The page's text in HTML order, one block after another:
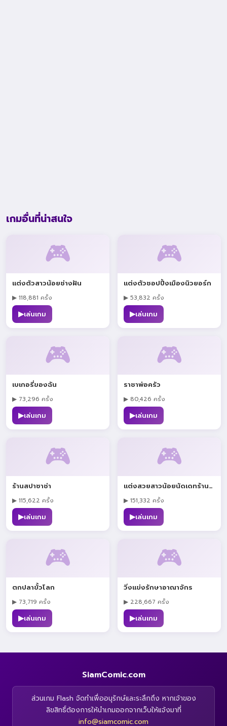
เกมอื่นที่น่าสนใจ
🎮
แต่งตัวสาวน้อยช่างฝัน
▶ 118,881 ครั้ง
▶เล่นเกม
🎮
แต่งตัวชอปปิ้งเมืองนิวยอร์ก
▶ 53,832 ครั้ง
▶เล่นเกม
🎮
เบเกอรี่ของฉัน
▶ 73,296 ครั้ง
▶เล่นเกม
🎮
ราชาพ่อครัว
▶ 80,426 ครั้ง
▶เล่นเกม
🎮
ร้านสปาซาช่า
▶ 115,622 ครั้ง
▶เล่นเกม
🎮
แต่งสวยสาวน้อยนัดเดทร้านไอศครีม
▶ 151,332 ครั้ง
▶เล่นเกม
🎮
ตกปลาขั้วโลก
▶ 73,719 ครั้ง
▶เล่นเกม
🎮
วิ่งแข่งรักษาอาณาจักร
▶ 228,667 ครั้ง
▶เล่นเกม
SiamComic.com
ส่วนเกม Flash จัดทำเพื่ออนุรักษ์และระลึกถึง หากเจ้าของ
ลิขสิทธิ์ต้องการให้นำเกมออกจากเว็บให้แจ้งมาที่
info@siamcomic.com